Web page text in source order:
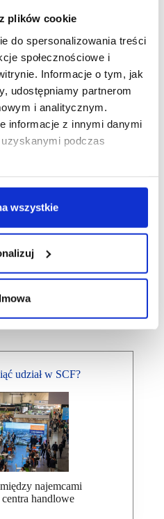
plików cookie
do spersonalizowania treści
społecznościowe i
Informacje o tym, jak
udostępniamy partnerom
i analitycznym.
informacje z innymi danymi
podczas
wszystkie
M A
udział w SCF?
najemcami
handlowe